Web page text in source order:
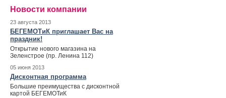
Новости компании
23 августа 2013
БЕГЕМОТиК приглашает Вас на
праздник!
Открытие нового магазина на
Зеленстрое (пр. Ленина 112)
05 июня 2013
Дисконтная программа
Большие преимущества с дисконтной
картой БЕГЕМОТиК